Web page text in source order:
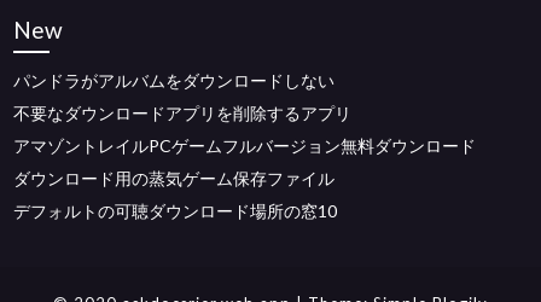
New
パンドラがアルバムをダウンロードしない
不要なダウンロードアプリを削除するアプリ
アマゾントレイルPCゲームフルバージョン無料ダウンロード
ダウンロード用の蒸気ゲーム保存ファイル
デフォルトの可聴ダウンロード場所の窓10